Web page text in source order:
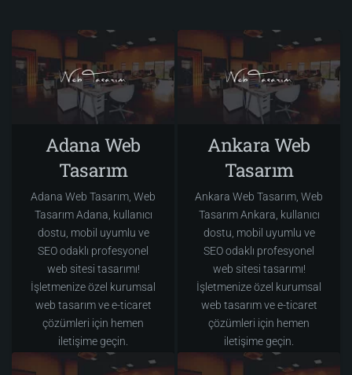
Adana Web
Tasarım
Adana Web Tasarım, Web
Tasarım Adana, kullanıcı
dostu, mobil uyumlu ve
SEO odaklı profesyonel
web sitesi tasarımı!
İşletmenize özel kurumsal
web tasarım ve e-ticaret
çözümleri için hemen
iletişime geçin.
Ankara Web
Tasarım
Ankara Web Tasarım, Web
Tasarım Ankara, kullanıcı
dostu, mobil uyumlu ve
SEO odaklı profesyonel
web sitesi tasarımı!
İşletmenize özel kurumsal
web tasarım ve e-ticaret
çözümleri için hemen
iletişime geçin.